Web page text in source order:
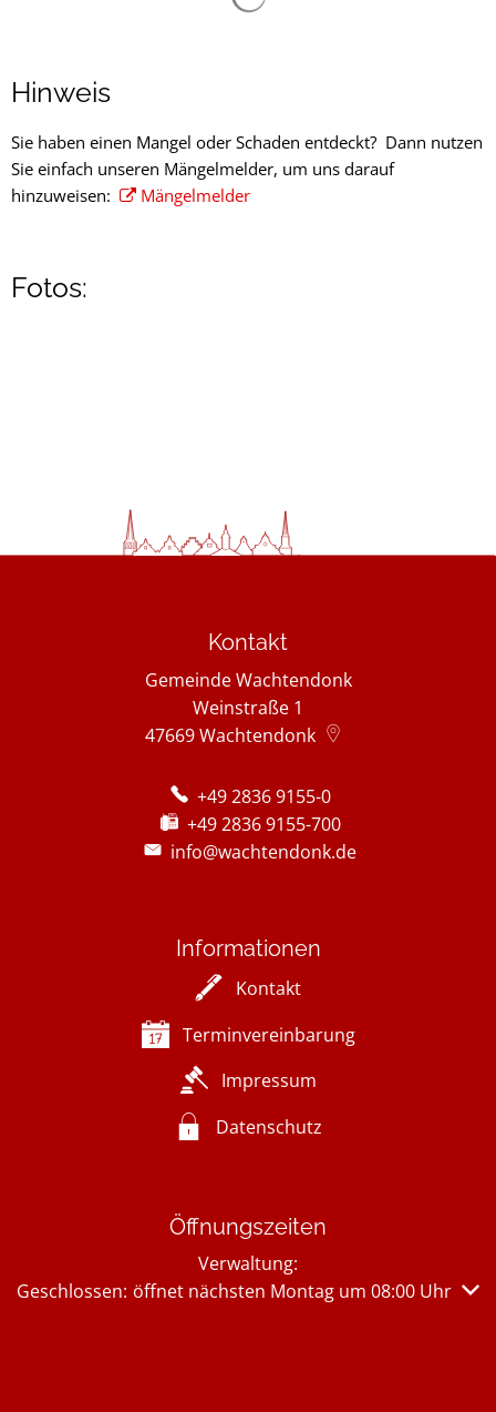
Hinweis
Sie haben einen Mangel oder Schaden entdeckt? Dann nutzen
Sie einfach unseren Mängelmelder, um uns darauf
hinzuweisen:
Mängelmelder
Fotos:
Kontakt
Gemeinde Wachtendonk
Weinstraße 1
47669Wachtendonk
+49 2836 9155-0
+49 2836 9155-700
info@wachtendonk.de
Informationen
Kontakt
Terminvereinbarung
Impressum
Datenschutz
Öffnungszeiten
Verwaltung:
Klicken, um weitere Öffnungs- oder Schließzeiten
Geschlossen: öffnet nächsten Montag um 08:00 Uhr